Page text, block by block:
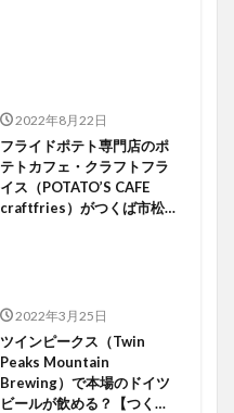
2022年8月22日
フライドポテト専門店のポ
テトカフェ・クラフトフラ
イス（POTATO’S CAFE
craftfries）がつくば市松代
2022年3月25日
ツインピークス（Twin
Peaks Mountain
Brewing）で本場のドイツ
ビールが飲める？【つくば